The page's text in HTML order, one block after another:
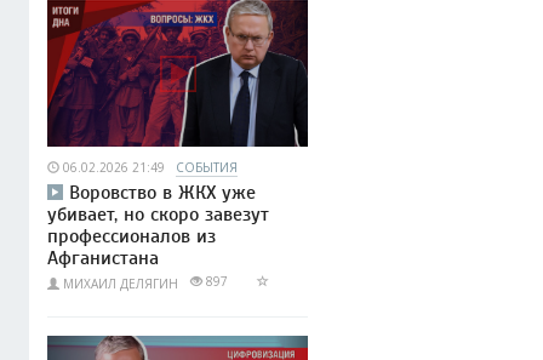
06.02.2026 21:49 СОБЫТИЯ
Воровство в ЖКХ уже
убивает, но скоро завезут
профессионалов из
Афганистана
МИХАИЛ ДЕЛЯГИН 897